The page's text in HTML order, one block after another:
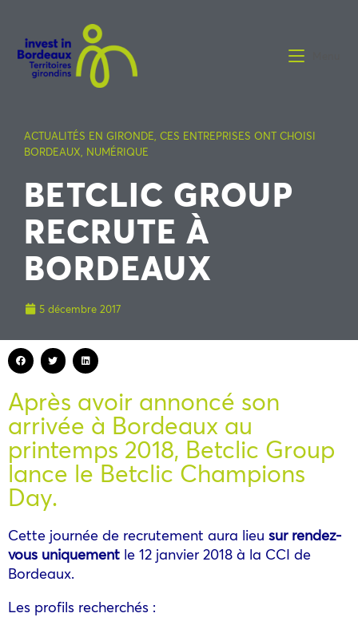
ACTUALITÉS EN GIRONDE, CES ENTREPRISES ONT CHOISI
BORDEAUX, NUMÉRIQUE
BETCLIC GROUP
RECRUTE À
BORDEAUX
5 décembre 2017
Après avoir annoncé son
arrivée à Bordeaux au
printemps 2018, Betclic Group
lance le Betclic Champions
Day.
Cette journée de recrutement aura lieu sur rendez-
vous uniquement le 12 janvier 2018 à la CCI de
Bordeaux.
Les profils recherchés :